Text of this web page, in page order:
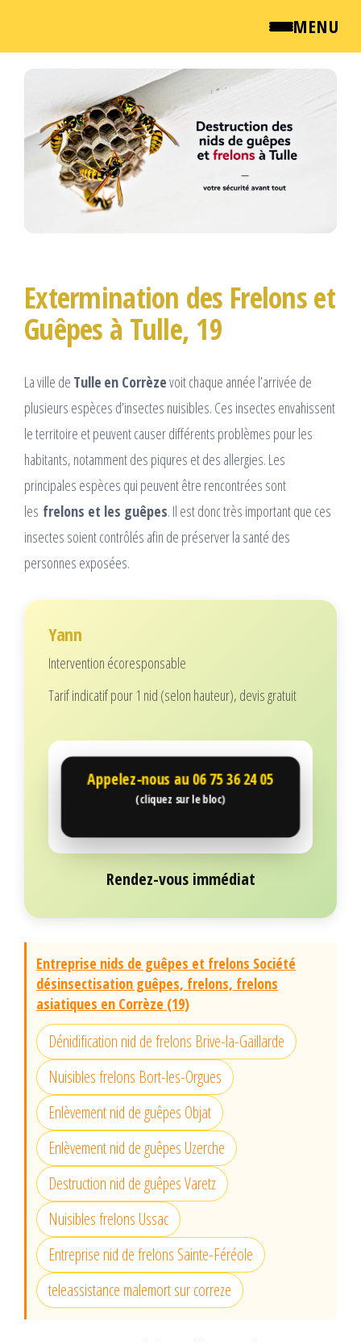
MENU
QUI SOMMES NOUS ?
NEWSROOM
TARIFS
Passer
contenu
Extermination des Frelons et
Guêpes à Tulle, 19
La ville de Tulle en Corrèzevoit chaque année l’arrivée de
plusieurs espèces d’insectes nuisibles. Ces insectes envahissent
le territoire et peuvent causer différents problèmes pour les
habitants, notamment des piqures et des allergies. Les
principales espèces qui peuvent être rencontrées sont
les frelons et les guêpes. Il est donc très important que ces
insectes soient contrôlés afin de préserver la santé des
personnes exposées.
Yann
Intervention écoresponsable
Tarif indicatif pour 1 nid (selon hauteur), devis gratuit
Appelez-nous au06 75 36 24 05
(cliquez sur le bloc)
Rendez-vous immédiat
Entreprise nids de guêpes et frelons Société
désinsectisation guêpes, frelons, frelons
asiatiques en Corrèze (19)
Dénidification nid de frelons Brive-la-Gaillarde
Nuisibles frelons Bort-les-Orgues
Enlèvement nid de guêpes Objat
Enlèvement nid de guêpes Uzerche
Destruction nid de guêpes Varetz
Nuisibles frelons Ussac
Entreprise nid de frelons Sainte-Féréole
teleassistance malemort sur correze